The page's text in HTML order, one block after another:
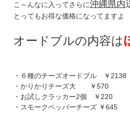
こ～んなに入ってさらに沖縄県内
とってもお得な価格になってますよ
オードブルの内容は
・６種のチーズオードブル ￥2138
・かりかりチーズ大 ￥570
・お試しクラッカー2個 ￥220
・スモークペッパーチーズ ￥645